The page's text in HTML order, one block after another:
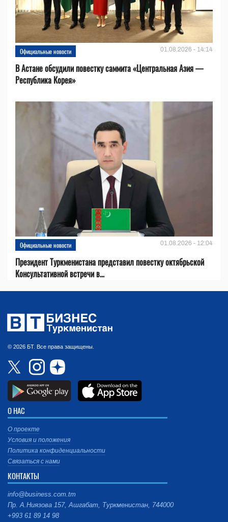
Официальные новости 01.08.2026 - 14:14
В Астане обсудили повестку саммита «Центральная Азия —
Республика Корея»
Официальные новости 01.08.2026 - 12:04
Президент Туркменистана представил повестку октябрьской
Консультативной встречи в...
© 2026 БТ. Все права защищены.
О НАС
О проекте
Условия и положения
Политика конфиденциальности
Связаться с нами
КОНТАКТЫ
info@business.com.tm
Пр. А.Ниязова 157, Ашгабат, Туркменистан, 744000
+993 61 89 14 98